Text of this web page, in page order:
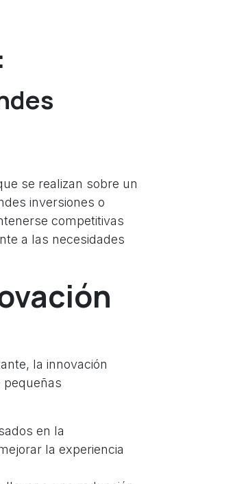
se realizan sobre un
inversiones o
competitivas
a las necesidades
la innovación
pequeñas
en la
la experiencia